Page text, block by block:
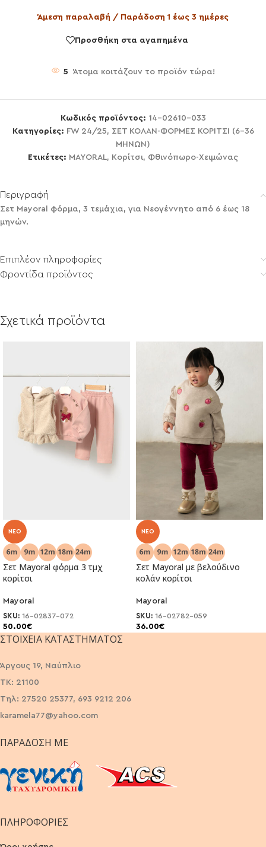
Άμεση παραλαβή / Παράδοση 1 έως 3 ημέρες
Προσθήκη στα αγαπημένα
5 Άτομα κοιτάζουν το προϊόν τώρα!
Κωδικός προϊόντος: 14-02610-033
Κατηγορίες: FW 24/25, ΣΕΤ ΚΟΛΑΝ-ΦΟΡΜΕΣ ΚΟΡΙΤΣΙ (6-36
ΜΗΝΩΝ)
Ετικέτες: MAYORAL, Κορίτσι, Φθινόπωρο-Χειμώνας
Περιγραφή
Σετ Mayoral φόρμα, 3 τεμάχια, για Νεογέννητο από 6 έως 18
μηνών.
Επιπλέον πληροφορίες
Φροντίδα προϊόντος
Σχετικά προϊόντα
NEO
Σετ Mayoral φόρμα 3 τμχ
κορίτσι
Mayoral
SKU: 16-02837-072
50.00€
NEO
Σετ Mayoral με βελούδινο
κολάν κορίτσι
Mayoral
SKU: 16-02782-059
36.00€
ΣΤΟΙΧΕΊΑ ΚΑΤΑΣΤΉΜΑΤΟΣ
Άργους 19, Ναύπλιο
ΤΚ: 21100
Τηλ: 27520 25377, 693 9212 206
karamela77@yahoo.com
ΠΑΡΆΔΟΣΗ ΜΕ
ΠΛΗΡΟΦΟΡΙΕΣ